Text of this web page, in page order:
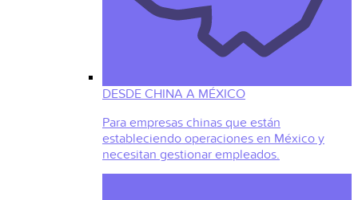
DESDE CHINA A MÉXICO
Para empresas chinas que están
estableciendo operaciones en México y
necesitan gestionar empleados.